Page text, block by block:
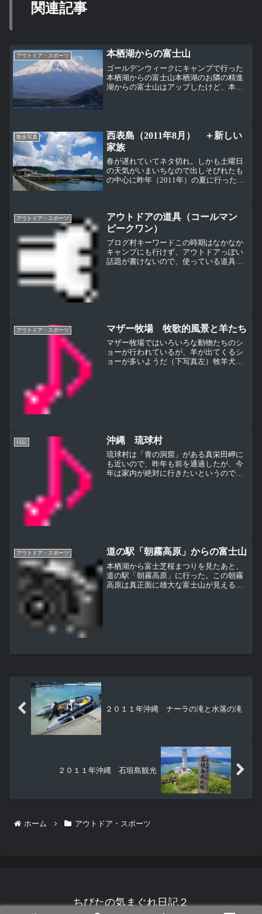
関連記事
アウトドア・スポーツ 本栖湖からの富士山
ゴールデンウィークにキャンプで行った
本栖湖からの富士山本栖湖のお隣の精進
湖からの富士山はアップしたけど、本栖
散歩写真
西表島（2011年8月） ＋新しい
家族
春が遅れていてネタ切れ。しかも土曜日
の天気がいまいちなので出しそびれたも
の中心に昨年（2011年）の夏に行った沖
通っておらず道路の終...
アウトドア・スポーツ
アウトドアの道具（コールマン
ピークワン）
ブログ村キーワードこの時期はなかなか
キャンプにも行けず、アウトドアっぽい
話題が書けないので、使っている道具の
アウトドア・スポーツ マザー牧場 牧歌的風景と羊たち
マザー牧場ではいろいろな動物たちのシ
ョーが行われているが、羊が出てくるシ
ョーが多いようだ（下写真左）牧羊犬が
日記 沖縄 琉球村
琉球村は「青の洞窟」がある真栄田岬に
も近いので、昨年も前を通過したが、今
年は家内が絶対に行きたいというので入
アウトドア・スポーツ 道の駅「朝霧高原」からの富士山
本栖湖から富士芝桜まつりを見たあと、
道の駅「朝霧高原」に行った。この朝霧
高原は真正面に雄大な富士山が見えるの
２０１１年沖縄 ナーラの滝と水落の滝
２０１１年沖縄 石垣島観光
ホーム アウトドア・スポーツ
ちびたの気まぐれ日記２